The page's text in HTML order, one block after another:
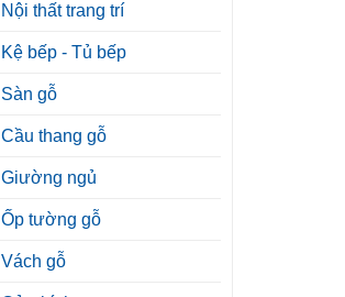
Nội thất trang trí
Kệ bếp - Tủ bếp
Sàn gỗ
Cầu thang gỗ
Giường ngủ
Ốp tường gỗ
Vách gỗ